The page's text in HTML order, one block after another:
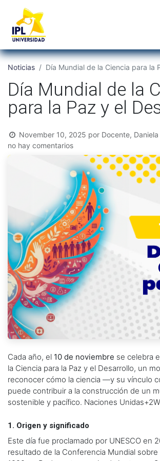
Noticias Día Mundial de la Ciencia para la
Día Mundial de la
para la Paz y el
November 10, 2025 por Docente,
no hay comentarios
Cada año, el 10 de noviembre se celebra
la Ciencia para la Paz y el Desarrollo, un
reconocer cómo la ciencia —y su vínculo
puede contribuir a la construcción de un
sostenible y pacífico. Naciones Unidas+2
1. Origen y significado
Este día fue proclamado por UNESCO en
resultado de la Conferencia Mundial sobre